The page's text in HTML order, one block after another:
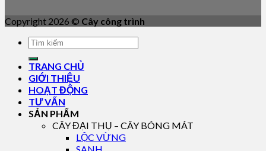
Copyright 2026 © Cây công trình
TRANG CHỦ
GIỚI THIỆU
HOẠT ĐỘNG
TƯ VẤN
SẢN PHẨM
CÂY ĐẠI THỤ – CÂY BÓNG MÁT
LỘC VỪNG